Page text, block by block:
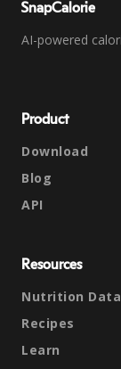
SnapCalorie
AI-powered
Product
Download
Blog
API
Resources
Nutrition
Recipes
Learn